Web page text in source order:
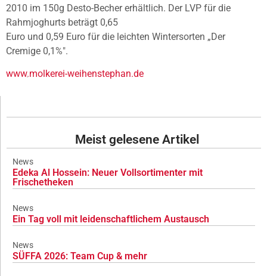
2010 im 150g Desto-Becher erhältlich. Der LVP für die
Rahmjoghurts beträgt 0,65
Euro und 0,59 Euro für die leichten Wintersorten „Der
Cremige 0,1%".
www.molkerei-weihenstephan.de
Meist gelesene Artikel
News
Edeka Al Hossein: Neuer Vollsortimenter mit
Frischetheken
News
Ein Tag voll mit leidenschaftlichem Austausch
News
SÜFFA 2026: Team Cup & mehr